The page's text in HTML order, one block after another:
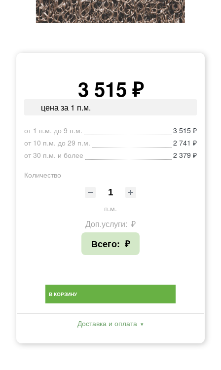
3 515 ₽
цена за 1 п.м.
от 1 п.м. до 9 п.м.
3 515 ₽
от 10 п.м. до 29 п.м.
2 741 ₽
от 30 п.м. и более
2 379 ₽
Количество
п.м.
Доп.услуги: ₽
Всего: ₽
В КОРЗИНУ
Доставка и оплата